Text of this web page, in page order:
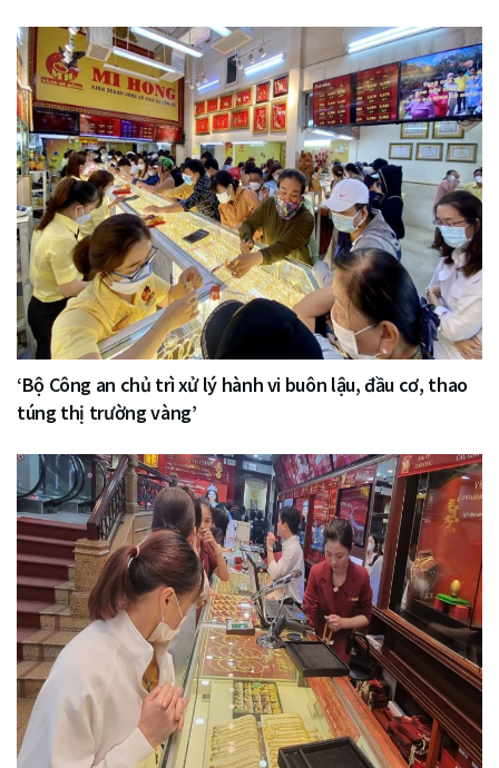
‘Bộ Công an chủ trì xử lý hành vi buôn lậu, đầu cơ, thao
túng thị trường vàng’